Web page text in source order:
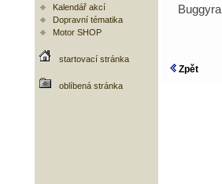
Kalendář akcí
Dopravní tématika
Motor SHOP
startovací stránka
oblíbená stránka
Buggyra
Zpět